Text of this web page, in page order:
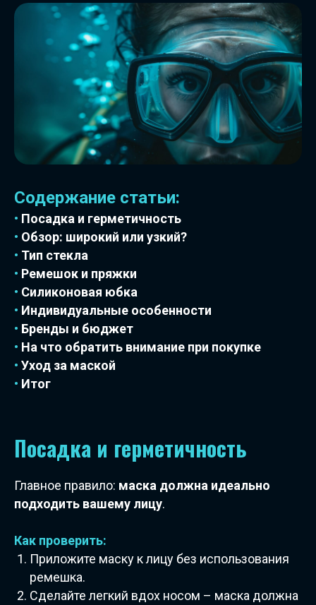
Содержание статьи:
• Посадка и герметичность
• Обзор: широкий или узкий?
• Тип стекла
• Ремешок и пряжки
• Силиконовая юбка
• Индивидуальные особенности
• Бренды и бюджет
• На что обратить внимание при покупке
• Уход за маской
• Итог
Посадка и герметичность
Главное правило: маска должна идеально
подходить вашему лицу.
Как проверить:
Приложите маску к лицу без использования
ремешка.
Сделайте легкий вдох носом – маска должна